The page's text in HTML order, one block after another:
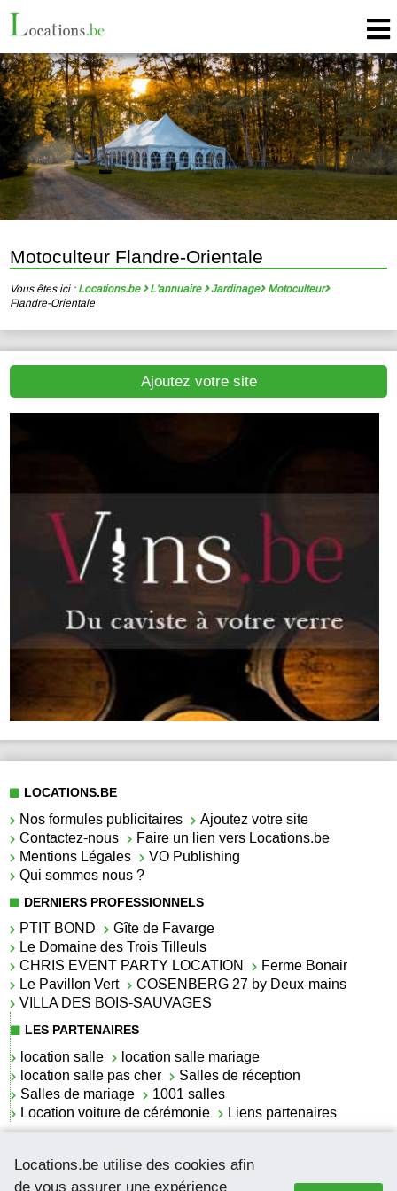
Motoculteur Flandre-Orientale
Vous êtes ici : Locations.be L'annuaire Jardinage
Motoculteur
Flandre-Orientale
Ajoutez votre site
Locations.be utilise des cookies afin
de vous assurer une expérience
LOCATIONS.BE
Nos formules publicitaires
Ajoutez votre site
Contactez-nous
Faire un lien vers Locations.be
Mentions Légales
VO Publishing
Qui sommes nous ?
DERNIERS PROFESSIONNELS
PTIT BOND
Gîte de Favarge
Le Domaine des Trois Tilleuls
CHRIS EVENT PARTY LOCATION
Ferme Bonair
Le Pavillon Vert
COSENBERG 27 by Deux-mains
VILLA DES BOIS-SAUVAGES
LES PARTENAIRES
location salle
location salle mariage
location salle pas cher
Salles de réception
Salles de mariage
1001 salles
Location voiture de cérémonie
Liens partenaires
La location de lettrage pour mariage
La salle de réception pour mariage en Belgique